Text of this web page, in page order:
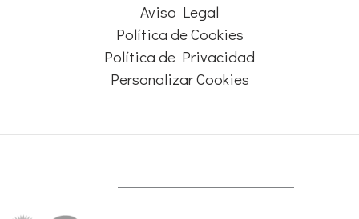
Aviso Legal
Política de Cookies
Política de Privacidad
Personalizar Cookies